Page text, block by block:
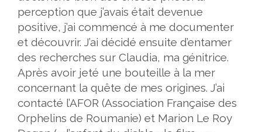
perception que j’avais était devenue
positive, j’ai commencé à me documenter
et découvrir. J’ai décidé ensuite d’entamer
des recherches sur Claudia, ma génitrice.
Après avoir jeté une bouteille à la mer
concernant la quête de mes origines. J’ai
contacté l’AFOR (Association Française des
Orphelins de Roumanie) et Marion Le Roy